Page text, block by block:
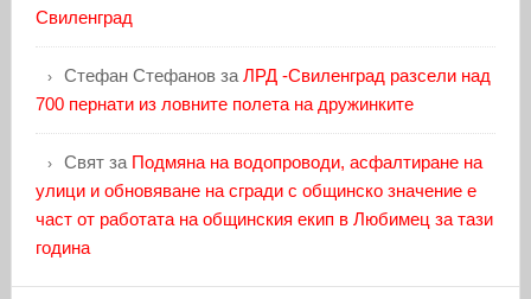
Свиленград
Стефан Стефановза ЛРД -Свиленград разсели над
700 пернати из ловните полета на дружинките
Святза Подмяна на водопроводи, асфалтиране на
улици и обновяване на сгради с общинско значение е
част от работата на общинския екип в Любимец за тази
година